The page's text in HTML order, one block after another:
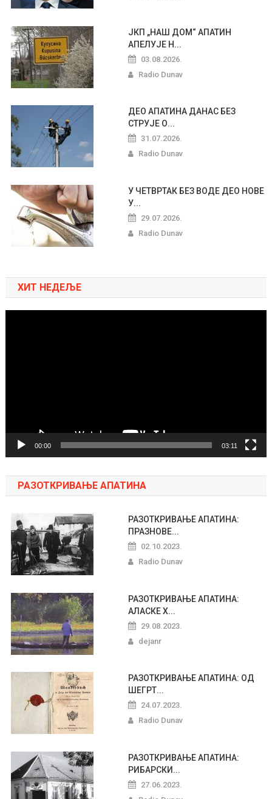
ЈКП „НАШ ДОМ“ АПАТИН
АПЕЛУЈЕ Н...
03.08.2026.
Radio Dunav
ДЕО АПАТИНА ДАНАС БЕЗ
СТРУЈЕ О...
31.07.2026.
Radio Dunav
У ЧЕТВРТАК БЕЗ ВОДЕ ДЕО НОВЕ
У...
29.07.2026.
Radio Dunav
ХИТ НЕДЕЉЕ
00:00 03:11
РАЗОТКРИВАЊЕ АПАТИНА
РАЗОТКРИВАЊЕ АПАТИНА:
ПРАЗНОВЕ...
02.10.2023.
Radio Dunav
РАЗОТКРИВАЊЕ АПАТИНА:
АЛАСКЕ Х...
29.08.2023.
dejanr
РАЗОТКРИВАЊЕ АПАТИНА: ОД
ШЕГРТ...
24.07.2023.
Radio Dunav
РАЗОТКРИВАЊЕ АПАТИНА:
РИБАРСКИ...
27.06.2023.